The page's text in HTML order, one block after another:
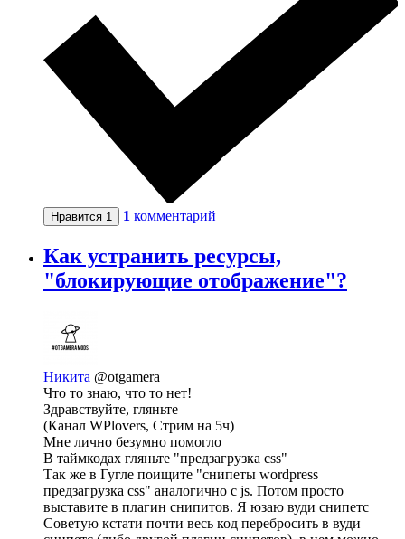
Нравится 1 1 комментарий
Как устранить ресурсы,
"блокирующие отображение"?
Никита @otgamera
Что то знаю, что то нет!
Здравствуйте, гляньте
(Канал WPlovers, Стрим на 5ч)
Мне лично безумно помогло
В таймкодах гляньте "предзагрузка css"
Так же в Гугле поищите "снипеты wordpress
предзагрузка css" аналогично с js. Потом просто
выставите в плагин снипитов. Я юзаю вуди снипетс
Советую кстати почти весь код перебросить в вуди